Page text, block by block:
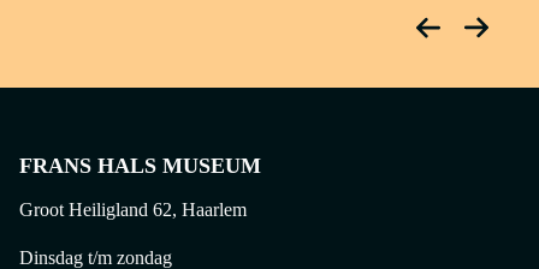
FRANS HALS MUSEUM
Groot Heiligland 62, Haarlem
Dinsdag t/m zondag